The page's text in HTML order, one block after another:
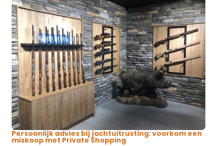
Persoonlijk advies bij jachtuitrusting: voorkom een
miskoop met Private Shopping